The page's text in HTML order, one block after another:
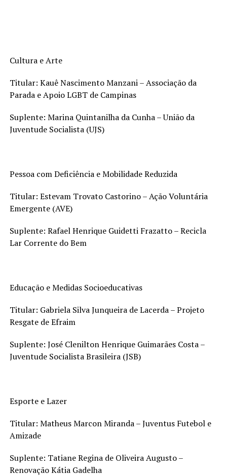
Cultura e Arte
Titular: Kauê Nascimento Manzani – Associação da
Parada e Apoio LGBT de Campinas
Suplente: Marina Quintanilha da Cunha – União da
Juventude Socialista (UJS)
Pessoa com Deficiência e Mobilidade Reduzida
Titular: Estevam Trovato Castorino – Ação Voluntária
Emergente (AVE)
Suplente: Rafael Henrique Guidetti Frazatto – Recicla
Lar Corrente do Bem
Educação e Medidas Socioeducativas
Titular: Gabriela Silva Junqueira de Lacerda – Projeto
Resgate de Efraim
Suplente: José Clenilton Henrique Guimarães Costa –
Juventude Socialista Brasileira (JSB)
Esporte e Lazer
Titular: Matheus Marcon Miranda – Juventus Futebol e
Amizade
Suplente: Tatiane Regina de Oliveira Augusto –
Renovação Kátia Gadelha